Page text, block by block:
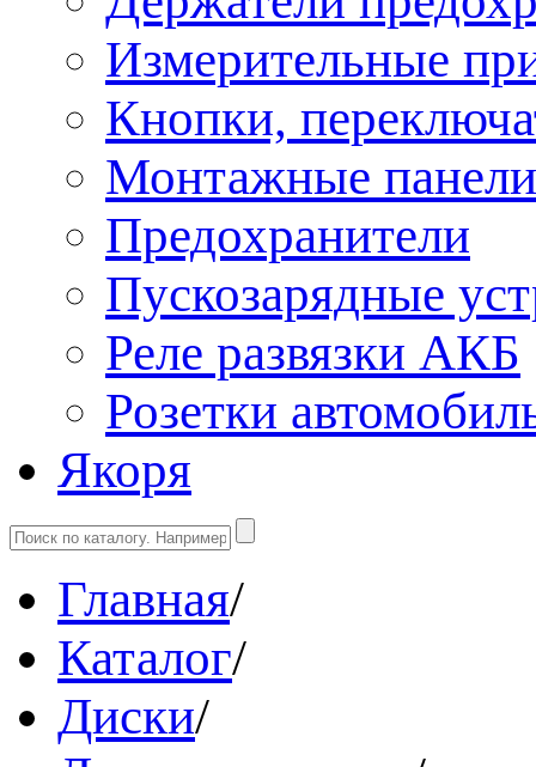
Измерительные
Кнопки,
Монтажные панели
Предохранители
Пускозарядные
Реле развязки АКБ
Розетки
Якоря
Главная/
Каталог/
Диски/